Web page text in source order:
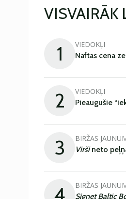
VISVAIRĀK
1 VIEDOKĻI
Naftas cena
2 VIEDOKĻI
Pieaugušie
3 BIRŽAS
Viršineto
BIRŽAS
Signet Baltic